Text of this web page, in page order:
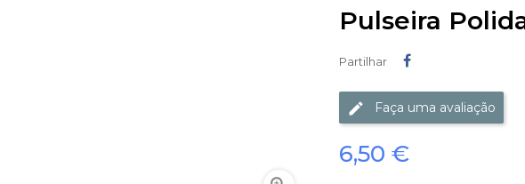
Pulseira
Partilhar
Faça uma avaliação
6,50 €